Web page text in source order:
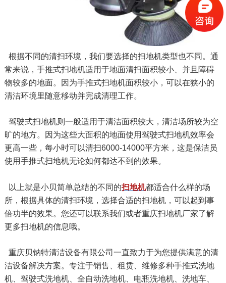
根据不同的清扫环境，我们要选择的扫地机类型也不同。通
常来说，手推式扫地机适用于地面清扫面积较小、并且障碍
物较多的地面。因为手推式扫地机面积较小，可以在狭小的
清洁环境里随意移动并完成清理工作。
驾驶式扫地机则一般适用于清洁面积较大，清洁场所较为空
旷的地方。因为这些大面积的地面使用驾驶式扫地机效率会
更高一些，每小时可以清扫6000-14000平方米，这是保洁员
使用手推式扫地机无论如何都达不到的效果。
以上就是小贝简单总结的不同的扫地机都适合什么样的场
所，根据具体的清扫环境，选择合适的扫地机，可以起到事
倍功半的效果。您还可以联系我们或者重庆扫地机厂家了解
更多扫地机的信息哦。
重庆贝钠特清洁设备有限公司一直致力于为您提供满意的清
洁设备解决方案。专注于销售、租赁、维修多种手推式洗地
机、驾驶式洗地机、全自动洗地机、电瓶洗地机、洗地车、